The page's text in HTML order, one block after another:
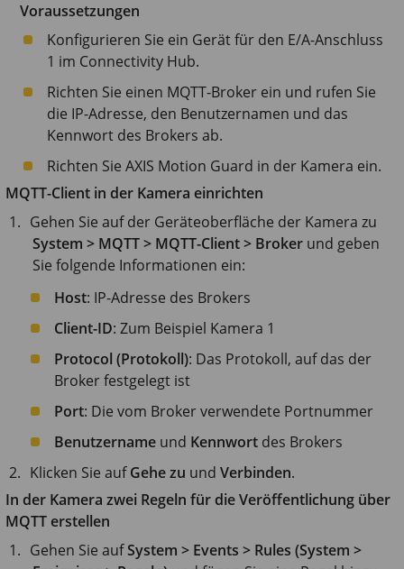
Voraussetzungen
Konfigurieren Sie ein Gerät für den E/A-Anschluss
1 im Connectivity Hub.
Richten Sie einen MQTT-Broker ein und rufen Sie
die IP-Adresse, den Benutzernamen und das
Kennwort des Brokers ab.
Richten Sie AXIS Motion Guard in der Kamera ein.
MQTT-Client in der Kamera einrichten
Gehen Sie auf der Geräteoberfläche der Kamera zu
System > MQTT > MQTT-Client > Broker und geben
Sie folgende Informationen ein:
Host: IP-Adresse des Brokers
Client-ID: Zum Beispiel Kamera 1
Protocol (Protokoll): Das Protokoll, auf das der
Broker festgelegt ist
Port: Die vom Broker verwendete Portnummer
Benutzername und Kennwort des Brokers
Klicken Sie aufGehe zu undVerbinden.
In der Kamera zwei Regeln für die Veröffentlichung über
MQTT erstellen
Gehen Sie aufSystem > Events > Rules (System >